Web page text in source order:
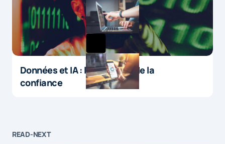
Données et IA : le paradoxe de la
confiance
READ-NEXT